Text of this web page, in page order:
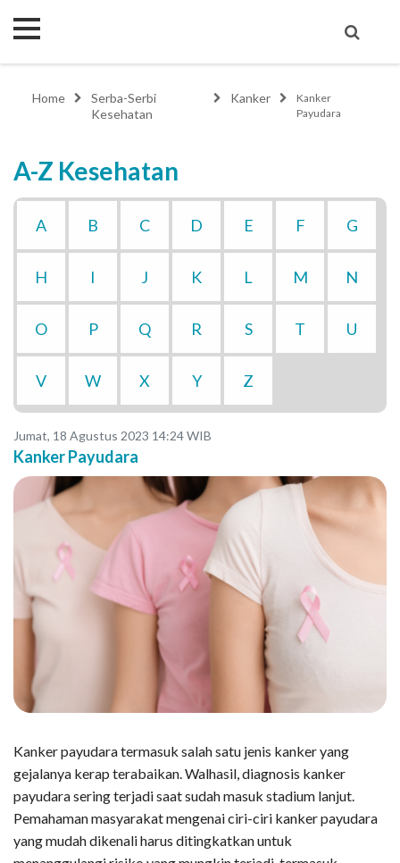
Home
Serba-Serbi
Kesehatan
Kanker
Kanker
Payudara
A-Z Kesehatan
A B C D E F G
H I J K L M N
O P Q R S T U
V W X Y Z
Jumat, 18 Agustus 2023 14:24 WIB
Kanker Payudara
Kanker payudara termasuk salah satu jenis kanker yang
gejalanya kerap terabaikan. Walhasil, diagnosis kanker
payudara sering terjadi saat sudah masuk stadium lanjut.
Pemahaman masyarakat mengenai ciri-ciri kanker payudara
yang mudah dikenali harus ditingkatkan untuk